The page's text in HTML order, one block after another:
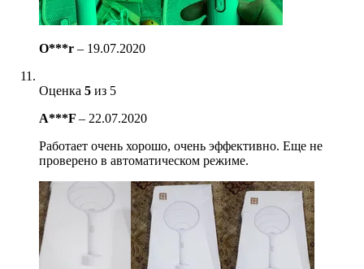
O***r – 19.07.2020
Оценка 5 из 5
A***F – 22.07.2020
Работает очень хорошо, очень эффективно. Еще не
проверено в автоматическом режиме.